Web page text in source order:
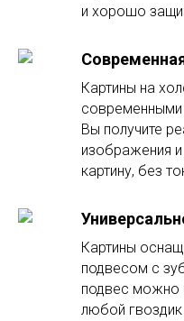
и хорошо
Картины на
современными
Вы получите
изображения
картину, без
Картины
подвесом с
подвес можно
любой